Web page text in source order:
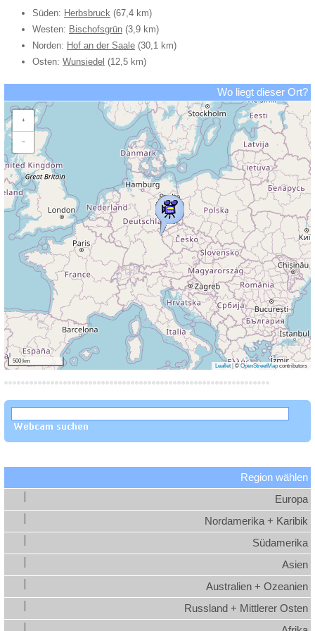
Süden: Herbsbruck (67,4 km)
Westen: Bischofsgrün (3,9 km)
Norden: Hof an der Saale (30,1 km)
Osten: Wunsiedel (12,5 km)
Wo liegt dieser Ort?
+
−
500 km
Leaflet ©OpenStreetMapcontributors
Region wählen
Europa
Nordamerika + Karibik
Südamerika
Asien
Australien + Ozeanien
Russland + Mittlerer Osten